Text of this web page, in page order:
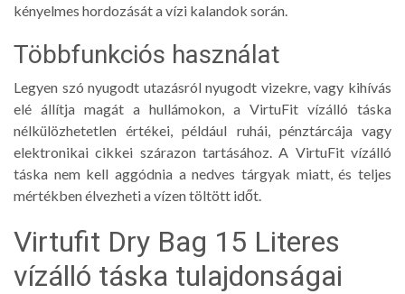
kényelmes hordozását a vízi kalandok során.
Többfunkciós használat
Legyen szó nyugodt utazásról nyugodt vizekre, vagy kihívás
elé állítja magát a hullámokon, a VirtuFit vízálló táska
nélkülözhetetlen értékei, például ruhái, pénztárcája vagy
elektronikai cikkei szárazon tartásához. A VirtuFit vízálló
táska nem kell aggódnia a nedves tárgyak miatt, és teljes
mértékben élvezheti a vízen töltött időt.
Virtufit Dry Bag 15 Literes
vízálló táska tulajdonságai